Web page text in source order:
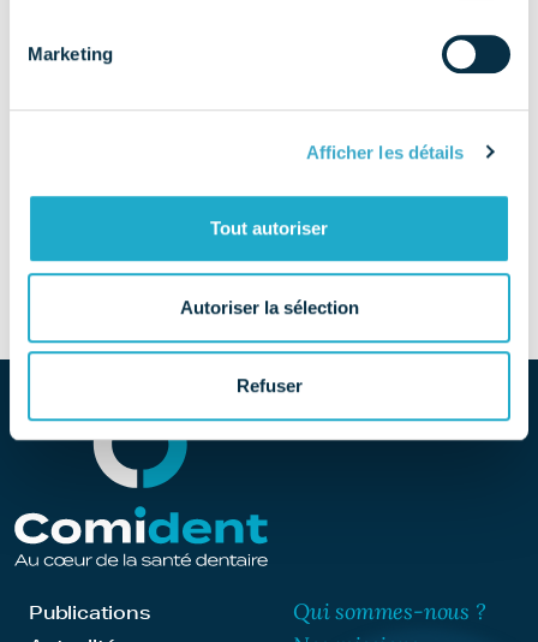
Marketing
Afficher les détails
Tout autoriser
Autoriser la sélection
Refuser
contact@brosseriequillet.com
Publications
Qui sommes-nous ?